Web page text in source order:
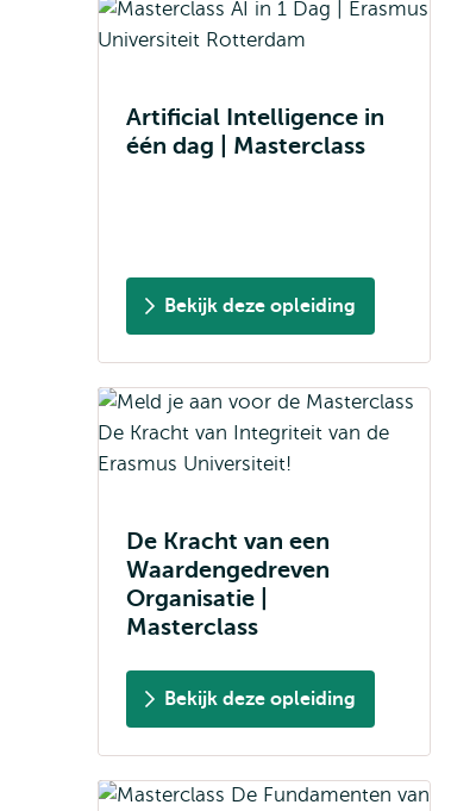
Artificial Intelligence in
één dag | Masterclass
Bekijk deze opleiding
De Kracht van een
Waardengedreven
Organisatie |
Masterclass
Bekijk deze opleiding